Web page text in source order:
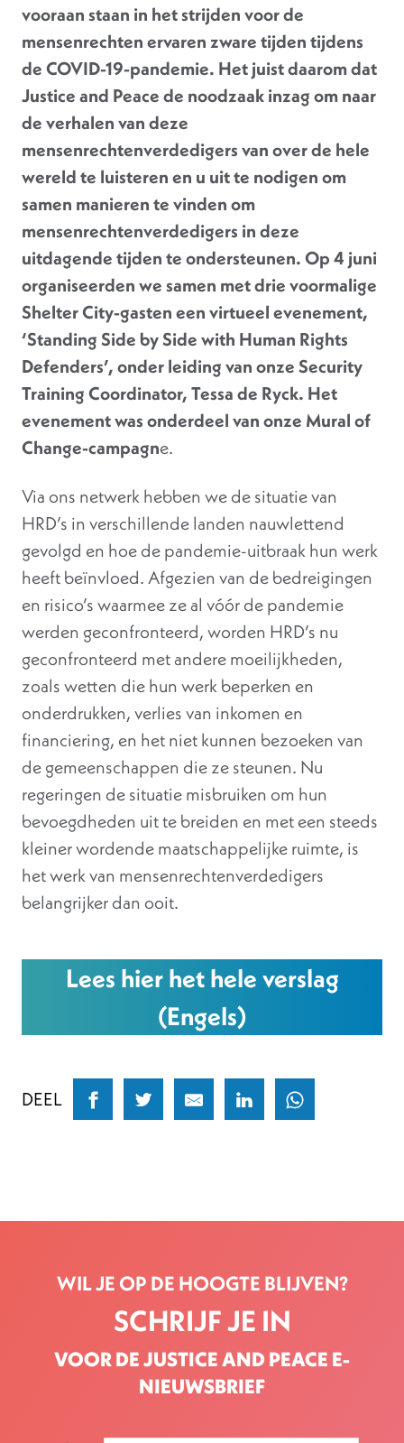
vooraan staan ​​in het strijden voor de
mensenrechten ervaren zware tijden tijdens
de COVID-19-pandemie. Het juist daarom dat
Justice and Peace de noodzaak inzag om naar
de verhalen van deze
mensenrechtenverdedigers van over de hele
wereld te luisteren en u uit te nodigen om
samen manieren te vinden om
mensenrechtenverdedigers in deze
uitdagende tijden te ondersteunen. Op 4 juni
organiseerden we samen met drie voormalige
Shelter City-gasten een virtueel evenement,
‘Standing Side by Side with Human Rights
Defenders’, onder leiding van onze Security
Training Coordinator, Tessa de Ryck. Het
evenement was onderdeel van onze Mural of
Change-campagne.
Via ons netwerk hebben we de situatie van
HRD’s in verschillende landen nauwlettend
gevolgd en hoe de pandemie-uitbraak hun werk
heeft beïnvloed. Afgezien van de bedreigingen
en risico’s waarmee ze al vóór de pandemie
werden geconfronteerd, worden HRD’s nu
geconfronteerd met andere moeilijkheden,
zoals wetten die hun werk beperken en
onderdrukken, verlies van inkomen en
financiering, en het niet kunnen bezoeken van
de gemeenschappen die ze steunen. Nu
regeringen de situatie misbruiken om hun
bevoegdheden uit te breiden en met een steeds
kleiner wordende maatschappelijke ruimte, is
het werk van mensenrechtenverdedigers
belangrijker dan ooit.
Lees hier het hele verslag
(Engels)
DEEL
WIL JE OP DE HOOGTE BLIJVEN?
SCHRIJF JE IN
VOOR DE JUSTICE AND PEACE E-
NIEUWSBRIEF